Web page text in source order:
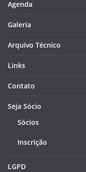
Agenda
Galeria
Arquivo Técnico
Links
Contato
Seja Sócio
Sócios
Inscrição
LGPD